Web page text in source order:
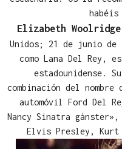
habéis
Elizabeth
Unidos; 21 de junio de
como Lana Del Rey,
estadounidense.
combinación del
automóvil Ford Del
Nancy Sinatra
Elvis Presley, Kurt